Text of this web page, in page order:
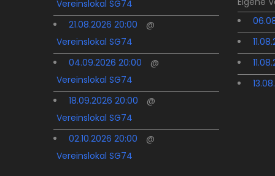
Vereinslokal SG74
21.08.2026 20:00
@
Vereinslokal SG74
04.09.2026 20:00
@
Vereinslokal SG74
18.09.2026 20:00
@
Vereinslokal SG74
02.10.2026 20:00
@
Vereinslokal SG74